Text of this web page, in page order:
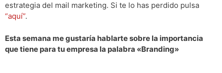
estrategia del mail marketing. Si te lo has perdido pulsa
“aquí”.
Esta semana me gustaría hablarte sobre la importancia
que tiene para tu empresa la palabra «Branding»